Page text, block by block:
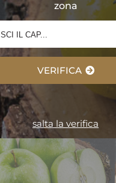
Primo
Selezione
zona
VERIFICA
salta la verifica